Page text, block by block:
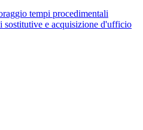
tempi procedimentali
sostitutive e acquisizione d'ufficio